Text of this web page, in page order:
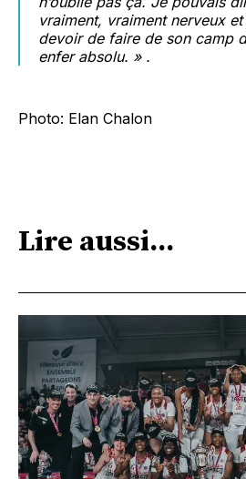
vraiment, vraiment nerveux
devoir de faire de son camp
enfer absolu. » .
Photo: Elan Chalon
Lire aussi...